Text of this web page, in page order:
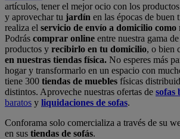
artículos, tener el mejor ocio con los
y aprovechar tu jardín en las épocas de buen
realiza el servicio de envío a domicilio como
Podrás comprar online entre nuestra gama
productos y recibirlo en tu domicilio, o bien
en nuestras tiendas física. No esperes más
hogar y transformarlo en un espacio con
tiene 300 tiendas de muebles físicas
distintos. Aproveche nuestras ofertas de sofas
baratos y liquidaciones de sofas.
Conforama solo comercializa a través de su
en sus tiendas de sofás.